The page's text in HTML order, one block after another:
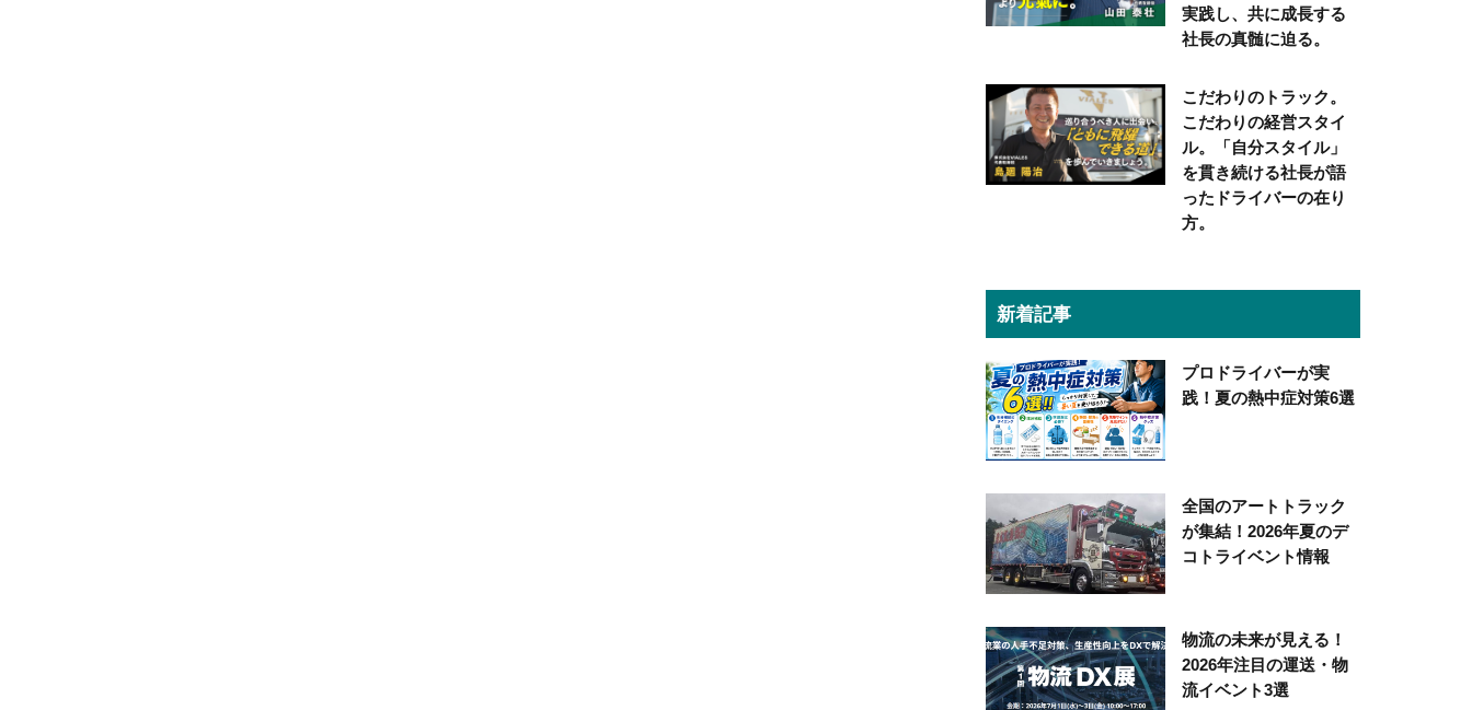
実践し、共に成長する
社長の真髄に迫る。
こだわりのトラック。
こだわりの経営スタイ
ル。「自分スタイル」
を貫き続ける社長が語
ったドライバーの在り
方。
新着記事
プロドライバーが実
践！夏の熱中症対策6選
全国のアートトラック
が集結！2026年夏のデ
コトライベント情報
物流の未来が見える！
2026年注目の運送・物
流イベント3選